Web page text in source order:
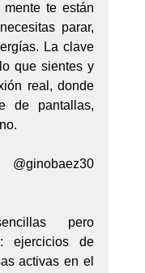
te están
parar,
La clave
que sientes y
real, donde
de pantallas,
pero
ejercicios de
activas en el